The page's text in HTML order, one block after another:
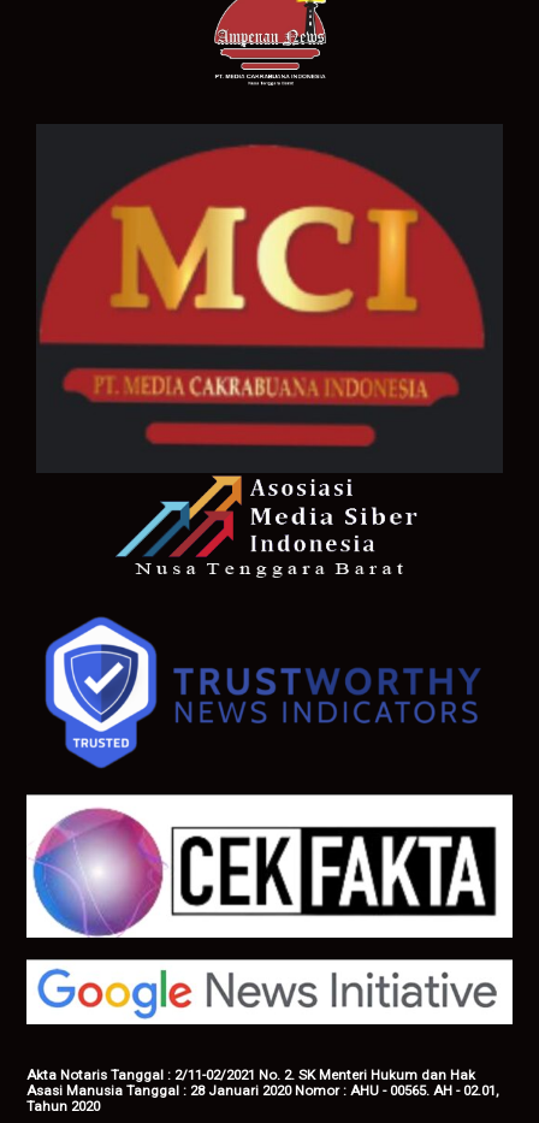
Akta Notaris Tanggal : 2/11-02/2021 No. 2. SK Menteri Hukum dan Hak
Asasi Manusia Tanggal : 28 Januari 2020 Nomor : AHU - 00565. AH - 02.01,
Tahun 2020